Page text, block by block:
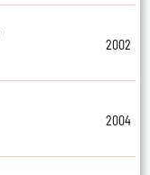
2002
2004